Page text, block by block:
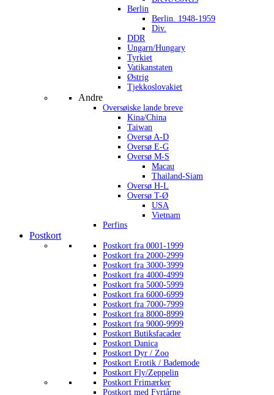
Berlin
Berlin. 1948-1959
Div.
DDR
Ungarn/Hungary
Tyrkiet
Vatikanstaten
Østrig
Tjekkoslovakiet
Andre
Oversøiske lande breve
Kina/China
Taiwan
Oversø A-D
Oversø E-G
Oversø M-S
Macau
Thailand-Siam
Oversø H-L
Oversø T-Ø
USA
Vietnam
Perfins
Postkort
Postkort fra 0001-1999
Postkort fra 2000-2999
Postkort fra 3000-3999
Postkort fra 4000-4999
Postkort fra 5000-5999
Postkort fra 6000-6999
Postkort fra 7000-7999
Postkort fra 8000-8999
Postkort fra 9000-9999
Postkort Butiksfacader
Postkort Danica
Postkort Dyr / Zoo
Postkort Erotik / Bademode
Postkort Fly/Zeppelin
Postkort Frimærker
Postkort med Fyrtårne